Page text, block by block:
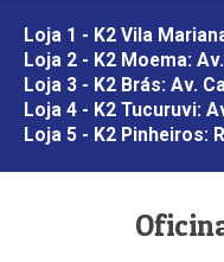
Loja 1 - K2 Vila
Loja 2 - K2 Moema:
Loja 3 - K2 Brás: Av.
Loja 4 - K2 Tucuruvi:
Loja 5 - K2 Pinheiros: